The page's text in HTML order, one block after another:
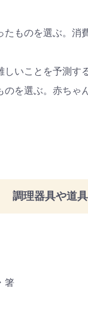
ものを選ぶ。消
いことを予測する
を選ぶ。赤ちゃ
調理器具や道
箸